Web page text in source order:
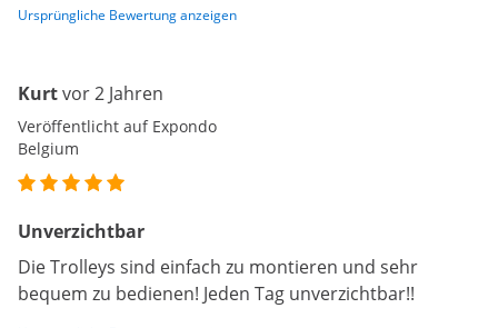
Ursprüngliche Bewertung anzeigen
Kurtvor 2 Jahren
Veröffentlicht auf Expondo
Belgium
Unverzichtbar
Die Trolleys sind einfach zu montieren und sehr
bequem zu bedienen! Jeden Tag unverzichtbar!!